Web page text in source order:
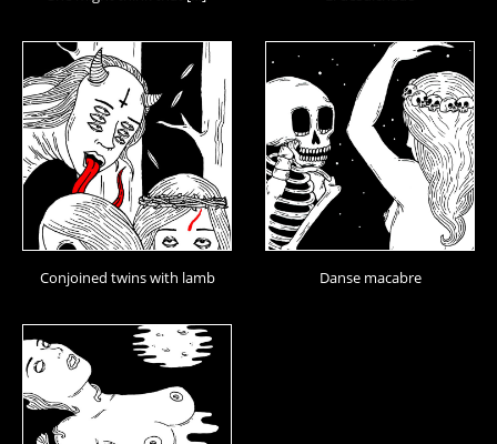
Conjoined twins with lamb Danse macabre